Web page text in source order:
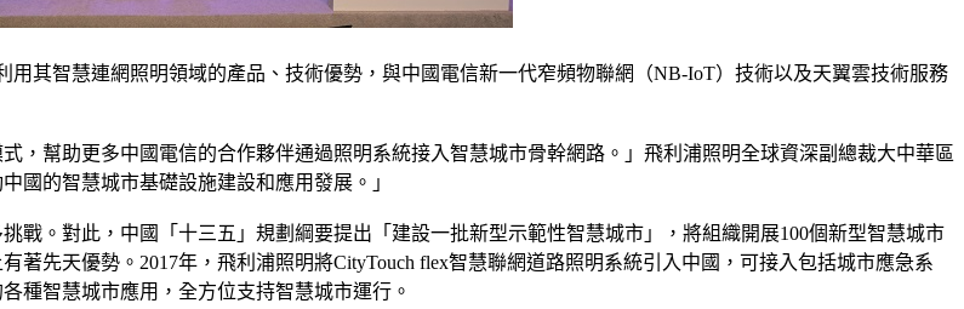
其智慧連網照明領域的產品、技術優勢，與中國電信新一代窄頻物聯網（NB-IoT）技術以及天翼雲技術服務
，幫助更多中國電信的合作夥伴通過照明系統接入智慧城市骨幹網路。」飛利浦照明全球資深副總裁大中華區
國的智慧城市基礎設施建設和應用發展。」
戰。對此，中國「十三五」規劃綱要提出「建設一批新型示範性智慧城市」，將組織開展100個新型智慧城市
先天優勢。2017年，飛利浦照明將CityTouch flex智慧聯網道路照明系統引入中國，可接入包括城市應急系
種智慧城市應用，全方位支持智慧城市運行。